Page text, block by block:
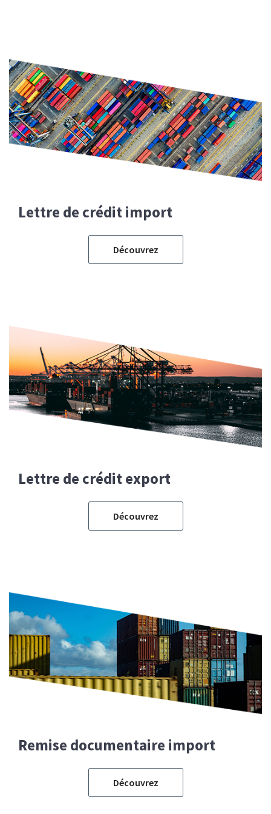
Lettre de crédit import
Découvrez
Lettre de crédit export
Découvrez
Remise documentaire import
Découvrez